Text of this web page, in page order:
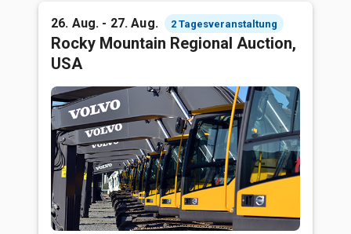
26. Aug. - 27. Aug. 2 Tagesveranstaltung
Rocky Mountain Regional Auction,
USA